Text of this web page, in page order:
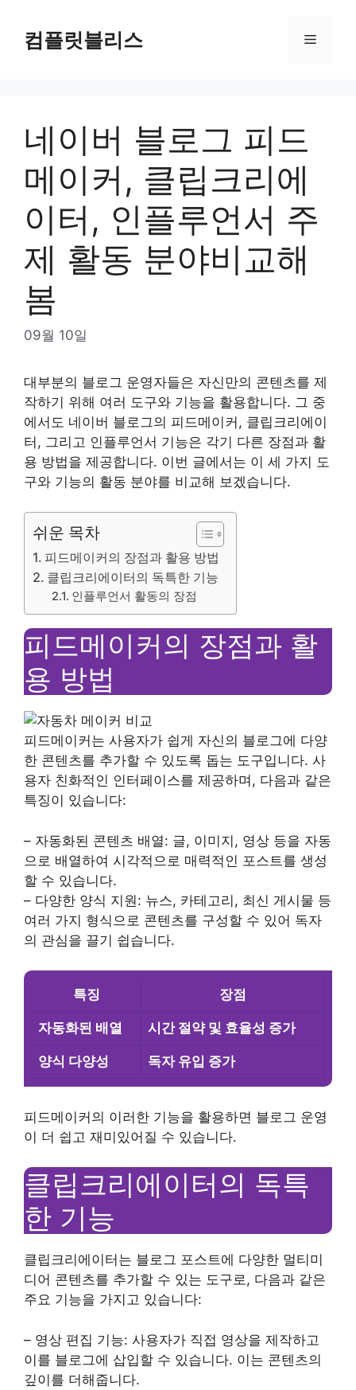
content컴플릿블리스 Menu
네이버 블로그 피드
메이커, 클립크리에
이터, 인플루언서 주
제 활동 분야비교해
봄
09월 10일
대부분의 블로그 운영자들은 자신만의 콘텐츠를 제
작하기 위해 여러 도구와 기능을 활용합니다. 그 중
에서도 네이버 블로그의 피드메이커, 클립크리에이
터, 그리고 인플루언서 기능은 각기 다른 장점과 활
용 방법을 제공합니다. 이번 글에서는 이 세 가지 도
구와 기능의 활동 분야를 비교해 보겠습니다.
쉬운 목차
피드메이커의 장점과 활용 방법
클립크리에이터의 독특한 기능
인플루언서 활동의 장점
피드메이커의 장점과 활
용 방법
피드메이커는 사용자가 쉽게 자신의 블로그에 다양
한 콘텐츠를 추가할 수 있도록 돕는 도구입니다. 사
용자 친화적인 인터페이스를 제공하며, 다음과 같은
특징이 있습니다:
– 자동화된 콘텐츠 배열: 글, 이미지, 영상 등을 자동
으로 배열하여 시각적으로 매력적인 포스트를 생성
할 수 있습니다.
– 다양한 양식 지원: 뉴스, 카테고리, 최신 게시물 등
여러 가지 형식으로 콘텐츠를 구성할 수 있어 독자
의 관심을 끌기 쉽습니다.
특징 장점
자동화된 배열 시간 절약및 효율성 증가
양식 다양성 독자 유입 증가
피드메이커의 이러한 기능을 활용하면 블로그 운영
이 더 쉽고 재미있어질 수 있습니다.
클립크리에이터의 독특
한 기능
클립크리에이터는 블로그 포스트에 다양한 멀티미
디어 콘텐츠를 추가할 수 있는 도구로, 다음과 같은
주요 기능을 가지고 있습니다:
– 영상 편집 기능: 사용자가 직접 영상을 제작하고
이를 블로그에 삽입할 수 있습니다. 이는 콘텐츠의
깊이를 더해줍니다.